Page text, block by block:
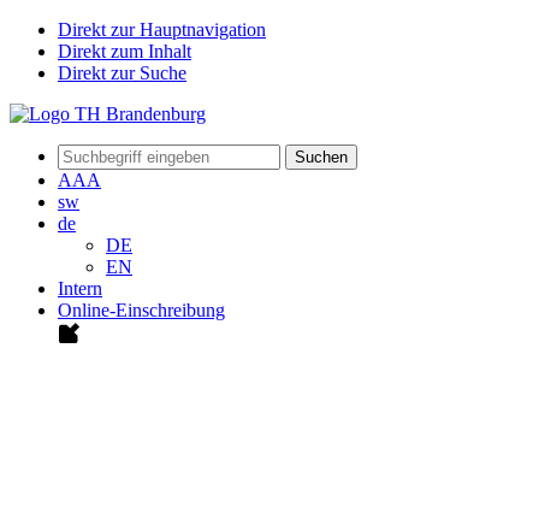
Direkt zur Hauptnavigation
Direkt zum Inhalt
Direkt zur Suche
Suchen
AAA
sw
de
DE
EN
Intern
Online-Einschreibung